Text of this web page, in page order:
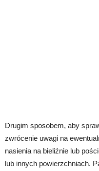
Drugim sposobem, aby
zwrócenie uwagi na
nasienia na bieliźnie lub
lub innych powierzchniach.